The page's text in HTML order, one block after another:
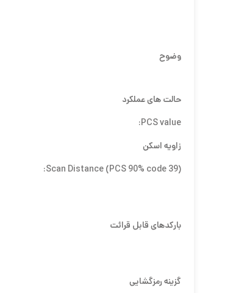
وضوح
حالت های عملکرد
PCS value:
زاویه اسکن
Scan Distance (PCS 90% code 39):
بارکدهای قابل قرائت
گزینه رمزگشایی